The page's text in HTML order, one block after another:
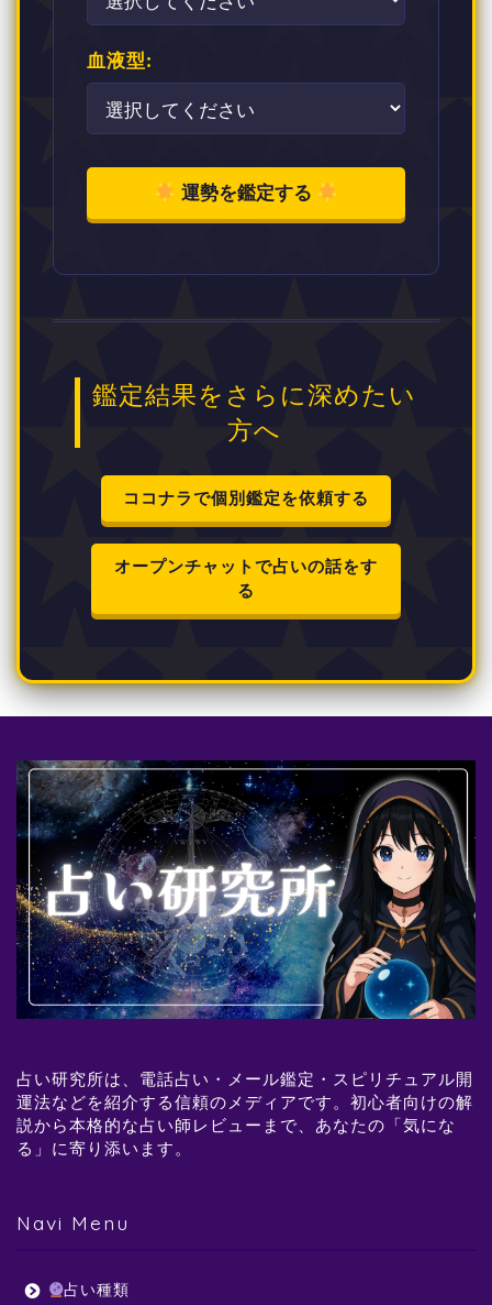
血液型:
運勢を鑑定する
鑑定結果をさらに深めたい
方へ
ココナラで個別鑑定を依頼する
オープンチャットで占いの話をす
る
占い研究所は、電話占い・メール鑑定・スピリチュアル開
運法などを紹介する信頼のメディアです。初心者向けの解
説から本格的な占い師レビューまで、あなたの「気にな
る」に寄り添います。
Navi Menu
占い種類